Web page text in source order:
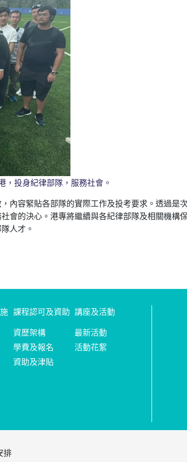
投身紀律部隊，服務社會。
內容緊貼各部隊的實際工作及投考要求。透過是
會的決心。港專將繼續與各紀律部隊及相關機構
人才。
課程認可及資助
資歷架構
學費及報名
資助及津貼
講座及活動
最新活動
活動花絮
排